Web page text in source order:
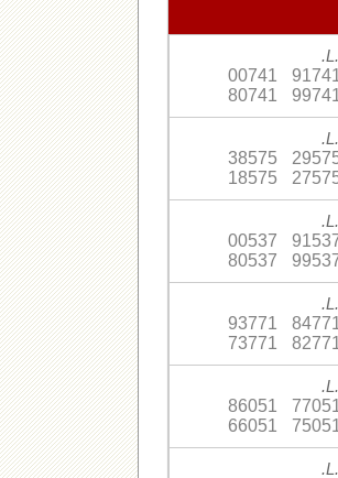
00741
80741
38575
18575
00537
80537
93771
73771
86051
66051